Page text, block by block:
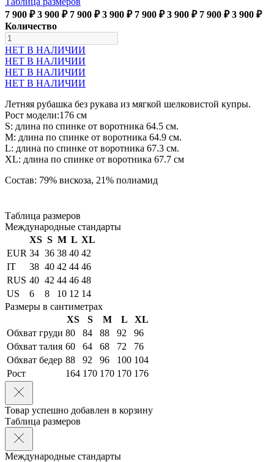
7 900 ₽ 3 900 ₽ 7 900 ₽ 3 900 ₽ 7 900 ₽ 3 900 ₽ 7 900 ₽ 3 900 ₽
Количество
НЕТ В НАЛИЧИИ
НЕТ В НАЛИЧИИ
НЕТ В НАЛИЧИИ
НЕТ В НАЛИЧИИ
Летняя рубашка без рукава из мягкой шелковистой купры.
Рост модели:176 см
S: длина по спинке от воротника 64.5 см.
М: длина по спинке от воротника 64.9 см.
L: длина по спинке от воротника 67.3 см.
XL: длина по спинке от воротника 67.7 см
Состав: 79% вискоза, 21% полиамид
Таблица размеров
Международные стандарты
XS S M L XL
EUR 34 36 38 40 42
IT
38 40 42 44 46
RUS 40 42 44 46 48
US
6 8 10 12 14
Размеры в сантиметрах
XS
S M L
XL
Обхват груди 80 84 88 92
96
Обхват талия 60 64 68 72
76
Обхват бедер 88 92 96 100 104
Рост
164 170 170 170 176
Товар успешно добавлен в корзину
Таблица размеров
Международные стандарты